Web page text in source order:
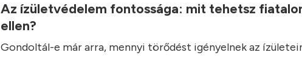
Az ízületvédelem fontossága: mit tehetsz
ellen?
Gondoltál-e már arra, mennyi törődést igényelnek az